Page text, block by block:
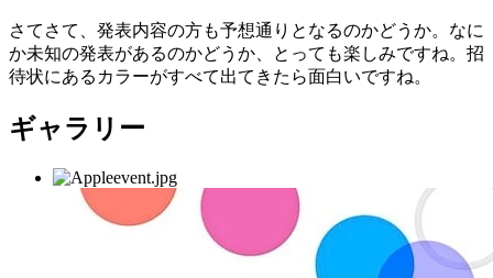
さてさて、発表内容の方も予想通りとなるのかどうか。なに
か未知の発表があるのかどうか、とっても楽しみですね。招
待状にあるカラーがすべて出てきたら面白いですね。
ギャラリー